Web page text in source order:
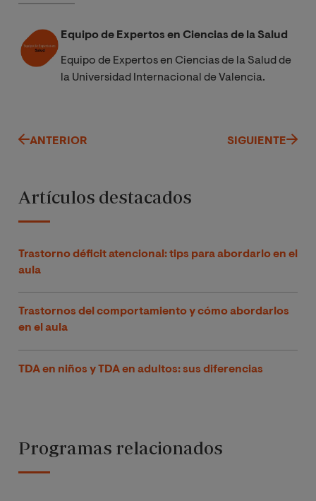
profesionales de la salud, como pediatras, enfermeros,
ocupacionales, que buscan mejorar sus habilidades
para interactuar con niños y sus familias en el ámbito
sanitario.
Equipo de Expertos en Ciencias de la Salud
Equipo de Expertos en Ciencias de la Salud de
la Universidad Internacional de Valencia.
ANTERIOR SIGUIENTE
Artículos destacados
Trastorno déficit atencional: tips para abordarlo en el
aula
Trastornos del comportamiento y cómo abordarlos
en el aula
TDA en niños y TDA en adultos: sus diferencias
Programas relacionados